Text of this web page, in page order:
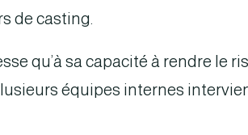
de casting.
qu’à sa capacité à rendre le
équipes internes